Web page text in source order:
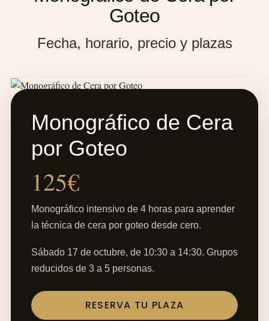
Goteo
Fecha, horario, precio y plazas
Monográfico de Cera
por Goteo
125€
Monográfico intensivo de 4 horas para aprender
la técnica de cera por goteo desde cero.
Sábado 17 de octubre, de 10:30 a 14:30. Grupos
reducidos de 3 a 5 personas.
RESERVA TU PLAZA